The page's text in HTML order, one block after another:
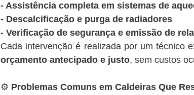
- Assistência completa em sistemas de
- Descalcificação e purga de radiadores
- Verificação de segurança e emissão de
Cada intervenção é realizada por um técnico
orçamento antecipado e justo, sem custos
⚙️ Problemas Comuns em Caldeiras Que